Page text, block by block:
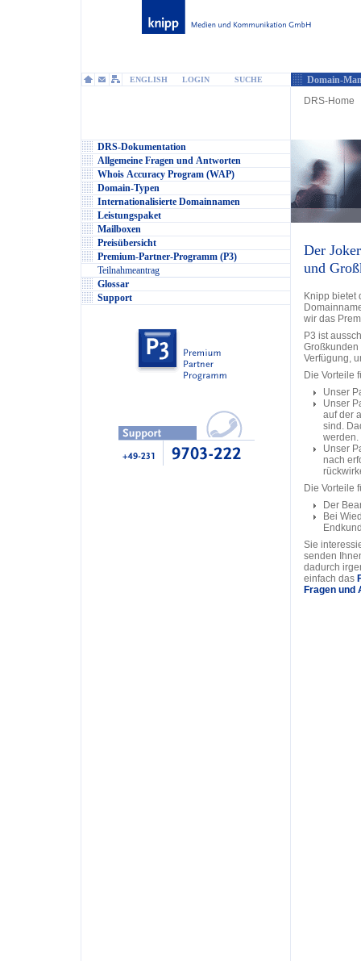
ENGLISH LOGIN SUCHE
Domain-
DRS-Home
DRS-Dokumentation
Allgemeine Fragen und Antworten
Whois Accuracy Program (WAP)
Domain-Typen
Internationalisierte Domainnamen
Leistungspaket
Mailboxen
Preisübersicht
Premium-Partner-Programm (P3)
Teilnahmeantrag
Glossar
Support
Der
und
Knipp bietet
wir das
P3 ist
Großkunden
Verfügung,
Die Vorteile
Unser
Unser
auf der
sind.
werden.
Unser
nach
Die Vorteile
Der
Bei
Sie
senden
dadurch
einfach das
Fragen und